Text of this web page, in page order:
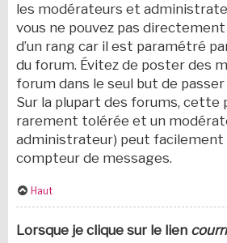
les modérateurs et
vous ne pouvez pas
d’un rang car il est paramétré
du forum. Évitez de poster des
forum dans le seul but de passer
Sur la plupart des forums, cette
rarement tolérée et un
administrateur) peut facilement
compteur de messages.
Haut
Lorsque je clique sur le lien